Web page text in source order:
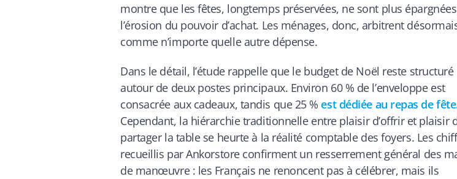
montre que les fêtes, longtemps préservées, ne sont plus
l’érosion du pouvoir d’achat. Les ménages, donc, arbitrent
comme n’importe quelle autre dépense.
Dans le détail, l’étude rappelle que le budget de Noël reste structuré
autour de deux postes principaux. Environ 60 % de l’enveloppe est
consacrée aux cadeaux, tandis que 25 % est dédiée au repas de
Cependant, la hiérarchie traditionnelle entre plaisir d’offrir et plaisir
partager la table se heurte à la réalité comptable des foyers. Les
recueillis par Ankorstore confirment un resserrement général des
de manœuvre : les Français ne renoncent pas à célébrer, mais ils